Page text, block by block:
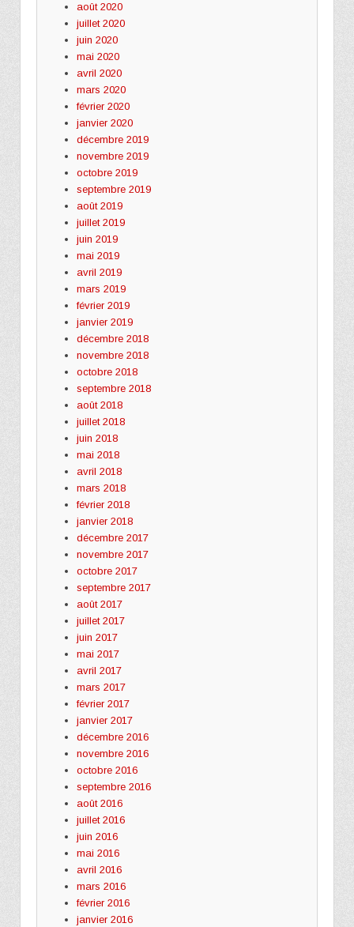
août 2020
juillet 2020
juin 2020
mai 2020
avril 2020
mars 2020
février 2020
janvier 2020
décembre 2019
novembre 2019
octobre 2019
septembre 2019
août 2019
juillet 2019
juin 2019
mai 2019
avril 2019
mars 2019
février 2019
janvier 2019
décembre 2018
novembre 2018
octobre 2018
septembre 2018
août 2018
juillet 2018
juin 2018
mai 2018
avril 2018
mars 2018
février 2018
janvier 2018
décembre 2017
novembre 2017
octobre 2017
septembre 2017
août 2017
juillet 2017
juin 2017
mai 2017
avril 2017
mars 2017
février 2017
janvier 2017
décembre 2016
novembre 2016
octobre 2016
septembre 2016
août 2016
juillet 2016
juin 2016
mai 2016
avril 2016
mars 2016
février 2016
janvier 2016